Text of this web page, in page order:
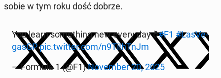
sobie w tym roku dość dobrze.
You learn so­me­thing new every day ð#F1 #La­sVe­
gasGPpic.twitter.com/n9TiIhTnJm
— Formula 1 (@F1)No­vem­ber 20, 2025